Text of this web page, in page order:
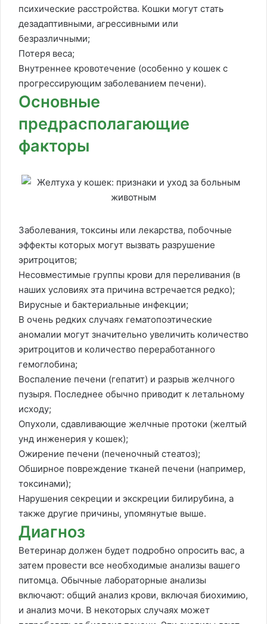
психические расстройства. Кошки могут стать
дезадаптивными, агрессивными или
безразличными;
Потеря веса;
Внутреннее кровотечение (особенно у кошек с
прогрессирующим заболеванием печени).
Основные
предрасполагающие
факторы
Заболевания, токсины или лекарства, побочные
эффекты которых могут вызвать разрушение
эритроцитов;
Несовместимые группы крови для переливания (в
наших условиях эта причина встречается редко);
Вирусные и бактериальные инфекции;
В очень редких случаях гематопоэтические
аномалии могут значительно увеличить количество
эритроцитов и количество переработанного
гемоглобина;
Воспаление печени (гепатит) и разрыв желчного
пузыря. Последнее обычно приводит к летальному
исходу;
Опухоли, сдавливающие желчные протоки (желтый
унд инженерия у кошек);
Ожирение печени (печеночный стеатоз);
Обширное повреждение тканей печени (например,
токсинами);
Нарушения секреции и экскреции билирубина, а
также другие причины, упомянутые выше.
Диагноз
Ветеринар должен будет подробно опросить вас, а
затем провести все необходимые анализы вашего
питомца. Обычные лабораторные анализы
включают: общий анализ крови, включая биохимию,
и анализ мочи. В некоторых случаях может